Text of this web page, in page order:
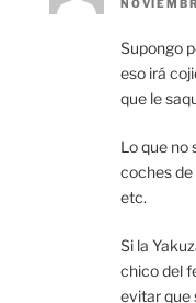
Supongo
eso irá
que le
Lo que no
coches de
etc.
Si la
chico del
evitar que